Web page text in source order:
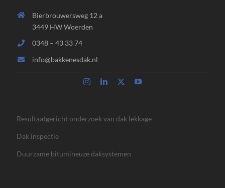
Bierbrouwersweg 12 a
3449 HW Woerden
0348 – 43 33 74
info@bakkenesdak.nl
Resultaatgericht onderzoek van dak lekkage
Dak inspectie
Duurzame bitumineuze daksystemen